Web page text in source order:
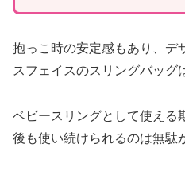
抱っこ時の安定感もあり、デ
スフェイスのスリングバッグ
ベビースリングとして使える
後も使い続けられるのは無駄